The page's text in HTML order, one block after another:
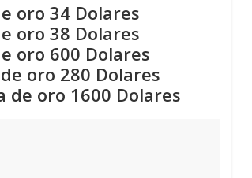
oro 34 Dolares
oro 38 Dolares
oro 600 Dolares
oro 280 Dolares
de oro 1600 Dolares